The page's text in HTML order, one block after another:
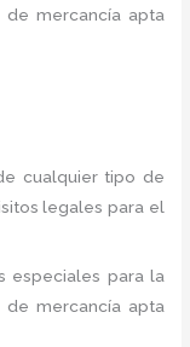
mercancía apta
cualquier tipo de
legales para el
especiales para la
mercancía apta